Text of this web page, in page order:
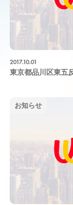
2017.10.01
東京都品川区東五
お知らせ